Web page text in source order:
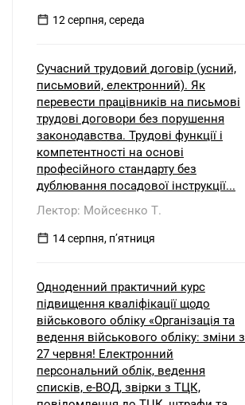
12 серпня, середа
Сучасний трудовий договір (усний,
письмовий, електронний). Як
перевести працівників на письмові
трудові договори без порушення
законодавства. Трудові функції і
компетентності на основі
професійного стандарту без
дублювання посадової інструкції...
Лектор: Мойсеєнко Т.
14 серпня, пʼятниця
Одноденний практичний курс
підвищення кваліфікації щодо
військового обліку «Організація та
ведення військового обліку: зміни з
27 червня! Електронний
персональний облік, ведення
списків, е-ВОД, звірки з ТЦК,